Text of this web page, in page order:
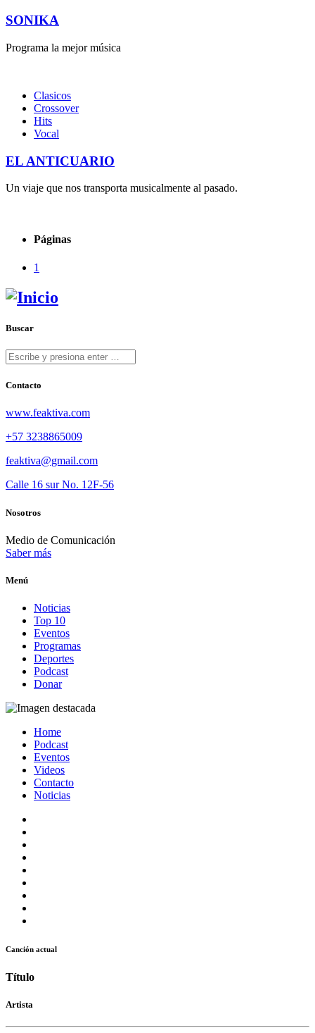
SONIKA
Programa la mejor música
Clasicos
Crossover
Hits
Vocal
EL ANTICUARIO
Un viaje que nos transporta musicalmente al pasado.
Páginas
1
Buscar
Contacto
www.feaktiva.com
+57 3238865009
feaktiva@gmail.com
Calle 16 sur No. 12F-56
Nosotros
Medio de Comunicación
Saber más
Menú
Noticias
Top 10
Eventos
Programas
Deportes
Podcast
Donar
Home
Podcast
Eventos
Videos
Contacto
Noticias
Canción actual
Título
Artista